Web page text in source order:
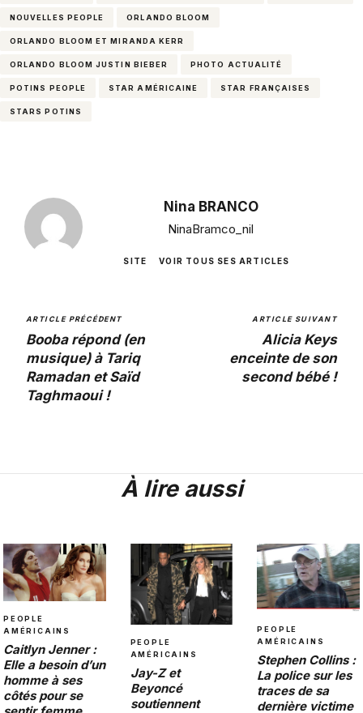
NOUVELLES PEOPLE ORLANDO BLOOM
ORLANDO BLOOM ET MIRANDA KERR
ORLANDO BLOOM JUSTIN BIEBER PHOTO ACTUALITÉ
POTINS PEOPLE STAR AMÉRICAINE STAR FRANÇAISES
STARS POTINS
Nina BRANCO
NinaBramco_nil
SITE VOIR TOUS SES ARTICLES
ARTICLE PRÉCÉDENT
Booba répond (en
musique) à Tariq
Ramadan et Saïd
Taghmaoui !
ARTICLE SUIVANT
Alicia Keys
enceinte de son
second bébé !
À lire aussi
PEOPLE
AMÉRICAINS
Caitlyn Jenner :
Elle a besoin d’un
homme à ses
côtés pour se
PEOPLE
AMÉRICAINS
Jay-Z et
Beyoncé
soutiennent
PEOPLE
AMÉRICAINS
Stephen Collins :
La police sur les
traces de sa
dernière victime